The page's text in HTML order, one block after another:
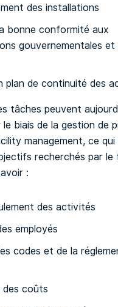
des installations
bonne conformité aux
gouvernementales et
plan de continuité des
tâches peuvent
biais de la gestion de
management, ce qui
recherchés par le
:
des activités
employés
codes et de la
coûts